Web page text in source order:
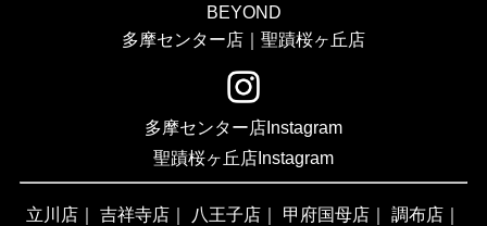
BEYOND
多摩センター店｜聖蹟桜ヶ丘店
多摩センター店Instagram
聖蹟桜ヶ丘店Instagram
立川店 ｜ 吉祥寺店 ｜ 八王子店 ｜ 甲府国母店 ｜ 調布店 ｜